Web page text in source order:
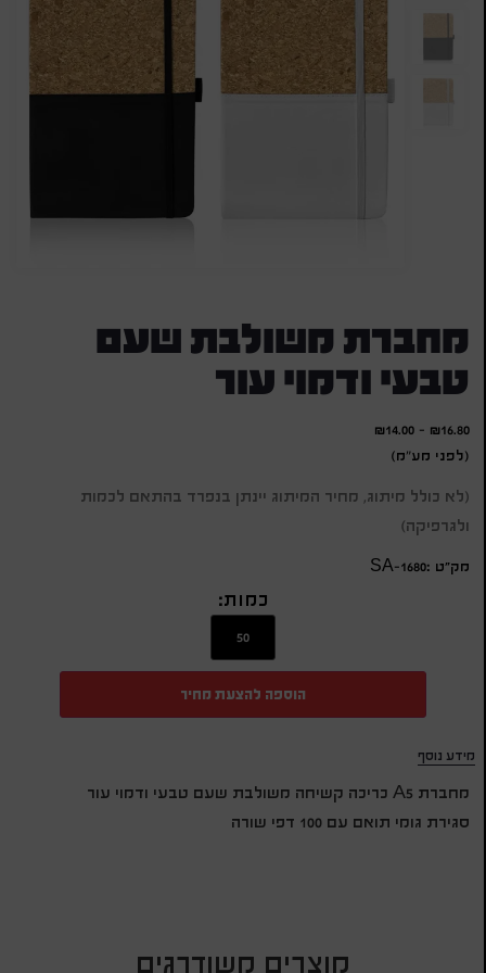
מחברת משולבת שעם
טבעי ודמוי עור
₪16.80
-
₪14.00
(לפני מע"מ)
(לא כולל מיתוג, מחיר המיתוג יינתן בנפרד בהתאם לכמות
ולגרפיקה)
מק״ט :SA-1680
כמות:
הוספה להצעת מחיר
מידע נוסף
מחברת A5 כריכה קשיחה משולבת שעם טבעי ודמוי עור
סגירת גומי תואם עם 100 דפי שורה
מוצרים משודרגים